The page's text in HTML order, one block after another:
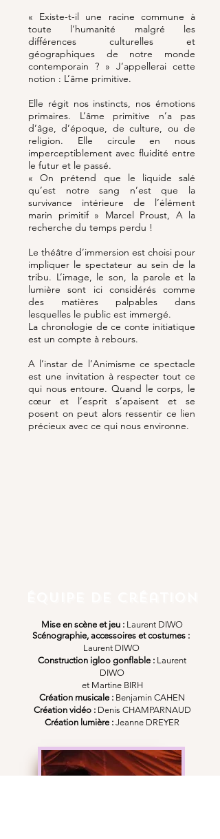
Mise en scène et jeu : Laurent DIWO
Scénographie, accessoires et costumes :
Laurent DIWO
Construction igloo gonflable : Laurent
DIWO
et Martine BIRH
Création musicale : Benjamin CAHEN
Création vidéo :Denis CHAMPARNAUD
Création lumière : Jeanne DREYER
« Existe-t-il une racine commune à
toute l’humanité malgré les
différences culturelles et
géographiques de notre monde
contemporain ? » J’appellerai cette
notion : L’âme primitive.
Elle régit nos instincts, nos émotions
primaires. L’âme primitive n’a pas
d’âge, d’époque, de culture, ou de
religion. Elle circule en nous
imperceptiblement avec fluidité entre
le futur et le passé.
« On prétend que le liquide salé
qu’est notre sang n’est que la
survivance intérieure de l’élément
marin primitif » Marcel Proust, A la
recherche du temps perdu !
Le théâtre d’immersion est choisi pour
impliquer le spectateur au sein de la
tribu. L’image, le son, la parole et la
lumière sont ici considérés comme
des matières palpables dans
lesquelles le public est immergé.
La chronologie de ce conte initiatique
est un compte à rebours.
A l’instar de l’Animisme ce spectacle
est une invitation à respecter tout ce
qui nous entoure. Quand le corps, le
cœur et l’esprit s’apaisent et se
posent on peut alors ressentir ce lien
précieux avec ce qui nous environne.